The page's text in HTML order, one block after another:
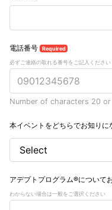
電話番号 Required
必ずご連絡の取れる番号をご記入ください
Number of characters 20 or
本イベントをどちらでお知りに
アデプトプログラム®について
わからない場合は一般をご選択ください